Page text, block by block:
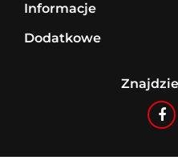
Informacje
Dodatkowe